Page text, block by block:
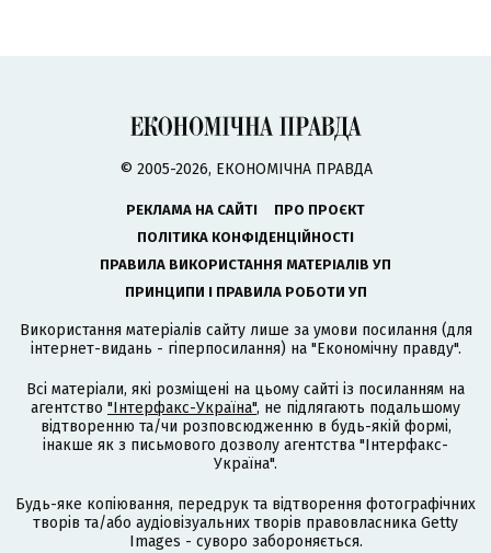
© 2005-2026, ЕКОНОМІЧНА ПРАВДА
РЕКЛАМА НА САЙТІ
ПРО ПРОЄКТ
ПОЛІТИКА КОНФІДЕНЦІЙНОСТІ
ПРАВИЛА ВИКОРИСТАННЯ МАТЕРІАЛІВ УП
ПРИНЦИПИ І ПРАВИЛА РОБОТИ УП
Використання матеріалів сайту лише за умови посилання (для
інтернет-видань - гіперпосилання) на "Економічну правду".
Всі матеріали, які розміщені на цьому сайті із посиланням на
агентство "Інтерфакс-Україна", не підлягають подальшому
відтворенню та/чи розповсюдженню в будь-якій формі,
інакше як з письмового дозволу агентства "Інтерфакс-
Україна".
Будь-яке копіювання, передрук та відтворення фотографічних
творів та/або аудіовізуальних творів правовласника Getty
Images - суворо забороняється.